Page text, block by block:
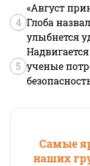
4
«Август
Глоба
улыбнется
5 ученые
Самые
наших